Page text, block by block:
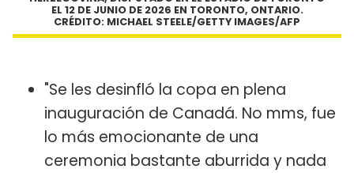
EL 12 DE JUNIO DE 2026 EN TORONTO, ONTARIO.
CRÉDITO: MICHAEL STEELE/GETTY IMAGES/AFP
"Se les desinfló la copa en plena
inauguración de Canadá. No mms, fue
lo más emocionante de una
ceremonia bastante aburrida y nada